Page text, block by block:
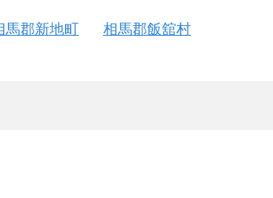
馬郡新地町 相馬郡飯舘村